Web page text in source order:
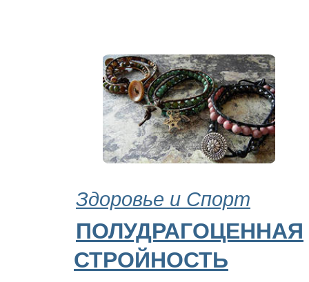
Здоровье и Спорт
ПОЛУДРАГОЦЕННАЯ
СТРОЙНОСТЬ